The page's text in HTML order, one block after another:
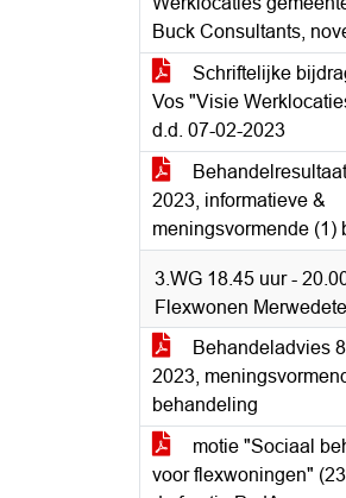
Buck Consultants,
Schriftelijke
Vos "Visie
d.d. 07-02-2023
2023, informatieve &
meningsvormende (1)
3.WG 18.45 uur -
Flexwonen
Behandeladvies
2023,
behandeling
motie "Sociaal
voor flexwoningen"